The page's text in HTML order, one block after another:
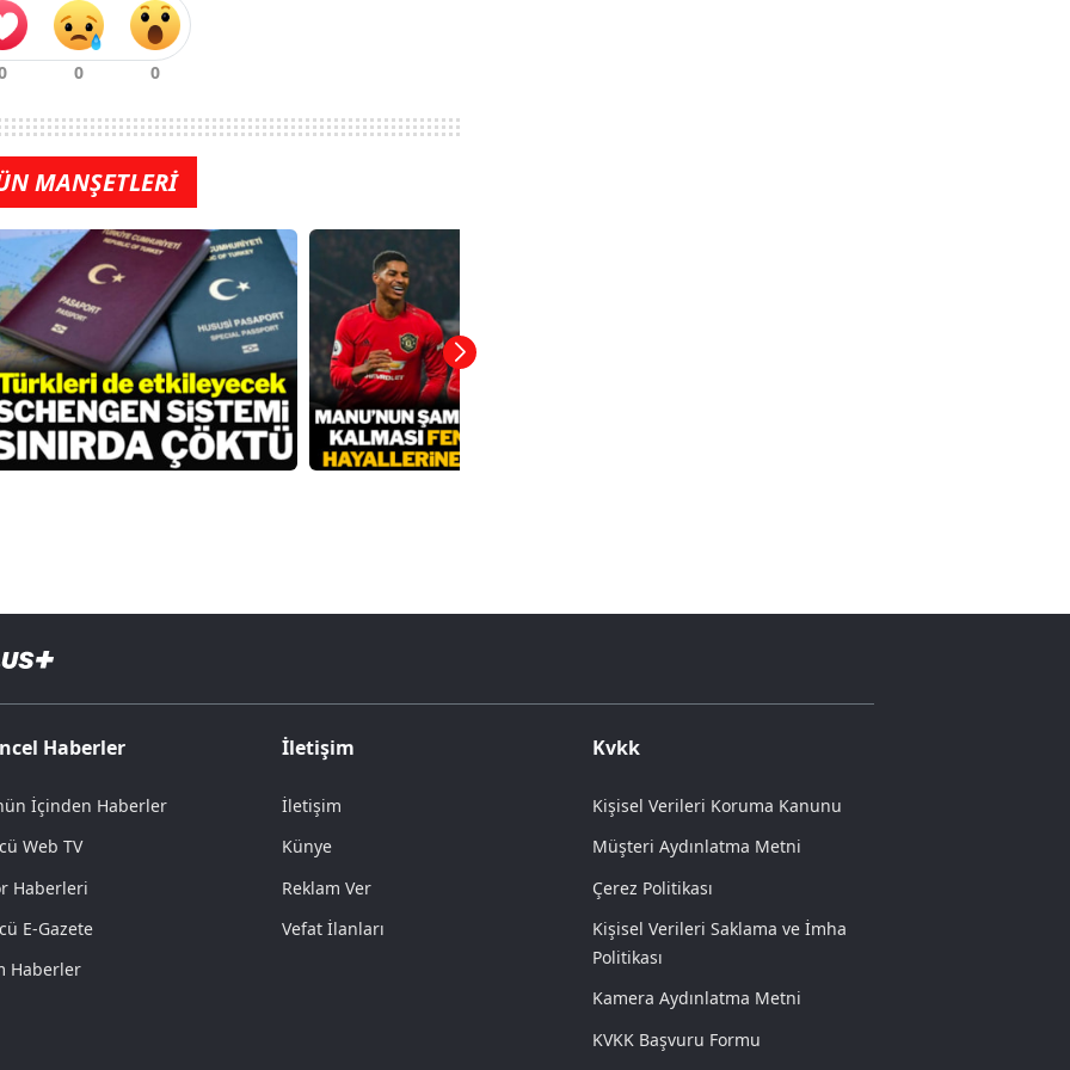
MANŞETLERİ
Haberler
İçinden Haberler
Web TV
Haberleri
E-Gazete
Haberler
İletişim
İletişim
Künye
Reklam Ver
Vefat İlanları
Kvkk
Kişisel Verileri Koruma Kanunu
Müşteri Aydınlatma Metni
Çerez Politikası
Kişisel Verileri Saklama ve İmha
Politikası
Kamera Aydınlatma Metni
KVKK Başvuru Formu